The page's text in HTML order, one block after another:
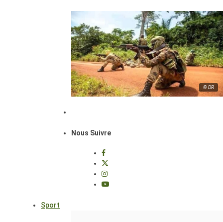
© DR
Nous Suivre
Sport